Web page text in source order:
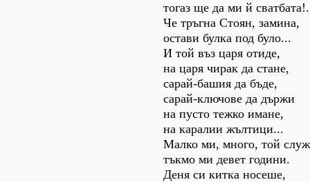
тогаз ще да ми й
Че тръгна Стоян, замина,
остави булка под було...
И той въз царя отиде,
на царя чирак да стане,
сарай-башия да бъде,
сарай-ключове да държи
на пусто тежко имане,
на каралии жълтици...
Малко ми, много, той
тъкмо ми девет години.
Деня си китка носеше,